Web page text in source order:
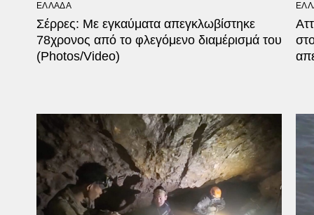
ΕΛΛΑΔΑ
Σέρρες: Με εγκαύματα απεγκλωβίστηκε
78χρονος από το φλεγόμενο διαμέρισμά του
(Photos/Video)